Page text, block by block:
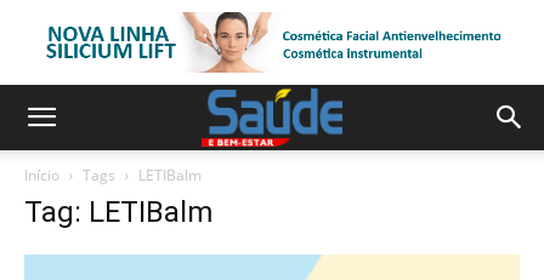
Início Tags LETIBalm
Tag: LETIBalm